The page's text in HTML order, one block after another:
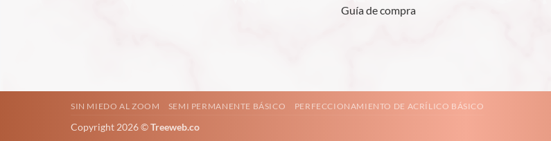
Guía de compra
SIN MIEDO AL ZOOM SEMI PERMANENTE BÁSICO PERFECCIONAMIENTO DE ACRÍLICO BÁSICO
Copyright 2026 ©Treeweb.co